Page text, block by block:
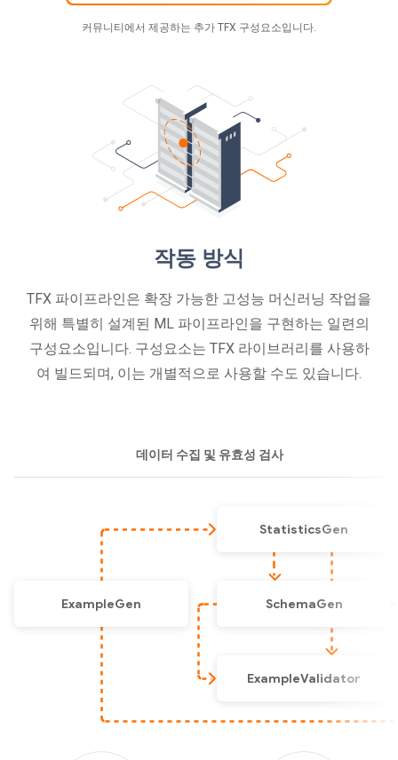
커뮤니티에서 제공하는 추가 TFX 구성요소입니다.
작동 방식
TFX 파이프라인은 확장 가능한 고성능 머신러닝 작업을
위해 특별히 설계된 ML 파이프라인을 구현하는 일련의
구성요소입니다. 구성요소는 TFX 라이브러리를 사용하
여 빌드되며, 이는 개별적으로 사용할 수도 있습니다.